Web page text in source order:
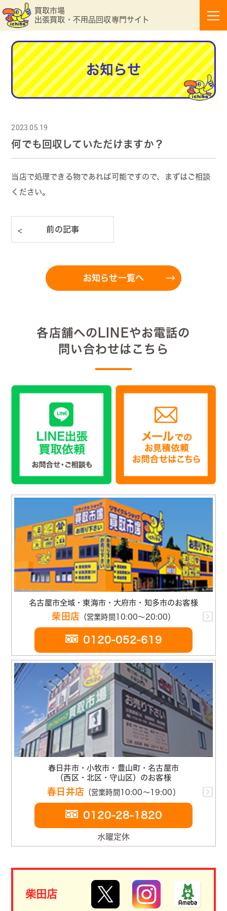
買取市場
出張買取・不用品回収専門サイト
お知らせ
2023.05.19
何でも回収していただけますか？
当店で処理できる物であれば可能ですので、まずはご相談
ください。
お知らせ一覧へ
各店舗へのLINEやお電話の
問い合わせはこちら
名古屋市全域・東海市・大府市・知多市のお客様
柴田店 （営業時間10:00～20:00）
0120-052-619
春日井市・小牧市・豊山町・名古屋市
（西区・北区・守山区）のお客様
春日井店 （営業時間10:00～19:00）
0120-28-1820
水曜定休
柴田店